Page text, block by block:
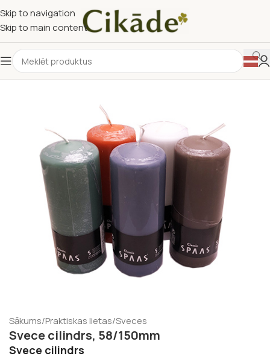
Skip to navigation
Skip to main content
Sākums/Praktiskas lietas/Sveces
Svece cilindrs, 58/150mm
Svece cilindrs